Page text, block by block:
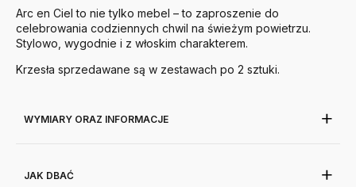
Arc en Ciel to nie tylko mebel – to zaproszenie do
celebrowania codziennych chwil na świeżym powietrzu.
Stylowo, wygodnie i z włoskim charakterem.
Krzesła sprzedawane są w zestawach po 2 sztuki.
WYMIARY ORAZ INFORMACJE
JAK DBAĆ